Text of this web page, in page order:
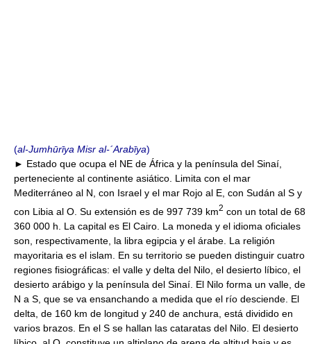
(al-Jumhūrīya Misr al-´Arabīya)
► Estado que ocupa el NE de África y la península del Sinaí,
perteneciente al continente asiático. Limita con el mar
Mediterráneo al N, con Israel y el mar Rojo al E, con Sudán al S y
con Libia al O. Su extensión es de 997 739 km2 con un total de 68
360 000 h. La capital es El Cairo. La moneda y el idioma oficiales
son, respectivamente, la libra egipcia y el árabe. La religión
mayoritaria es el islam. En su territorio se pueden distinguir cuatro
regiones fisiográficas: el valle y delta del Nilo, el desierto líbico, el
desierto arábigo y la península del Sinaí. El Nilo forma un valle, de
N a S, que se va ensanchando a medida que el río desciende. El
delta, de 160 km de longitud y 240 de anchura, está dividido en
varios brazos. En el S se hallan las cataratas del Nilo. El desierto